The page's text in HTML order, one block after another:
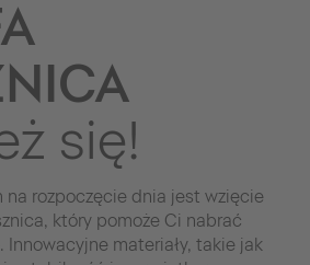
się!
na rozpoczęcie dnia jest wzięcie
który pomoże Ci nabrać
materiały, takie jak